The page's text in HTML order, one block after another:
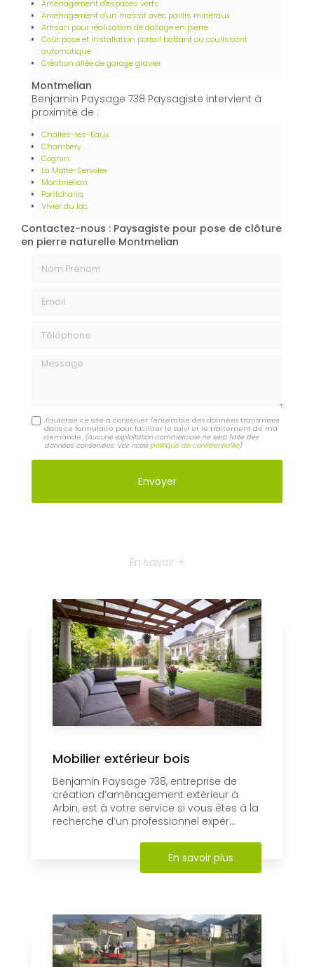
Aménagement d'espaces verts
Aménagement d'un massif avec paillis minéraux
Artisan pour réalisation de dallage en pierre
Coût pose et installation portail battant ou coulissant
automatique
Création allée de garage gravier
Montmelian
Benjamin Paysage 738 Paysagiste intervient à
proximité de :
Challes-les-Eaux
Chambery
Cognin
La Motte-Servolex
Montmelian
Pontcharra
Vivier du lac
Contactez-nous : Paysagiste pour pose de clôture
en pierre naturelle Montmelian
Message
J'autorise ce site à conserver l'ensemble des données transmises
dans ce formulaire pour faciliter le suivi et le traitement de ma
demande. (Aucune exploitation commerciale ne sera faite des
données conservées. Voir notrepolitique de confidentialité)
En savoir +
Mobilier extérieur bois
Benjamin Paysage 738, entreprise de
création d’aménagement extérieur à
Arbin, est à votre service si vous êtes à la
recherche d’un professionnel expér...
En savoir plus